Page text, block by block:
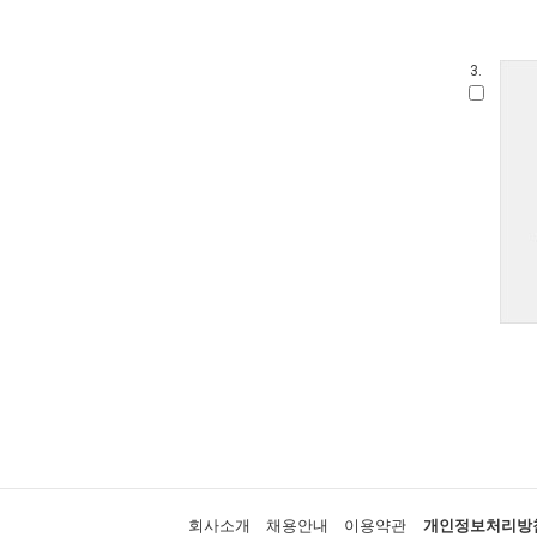
3.
회사소개 채용안내 이용약관 개인정보처리방